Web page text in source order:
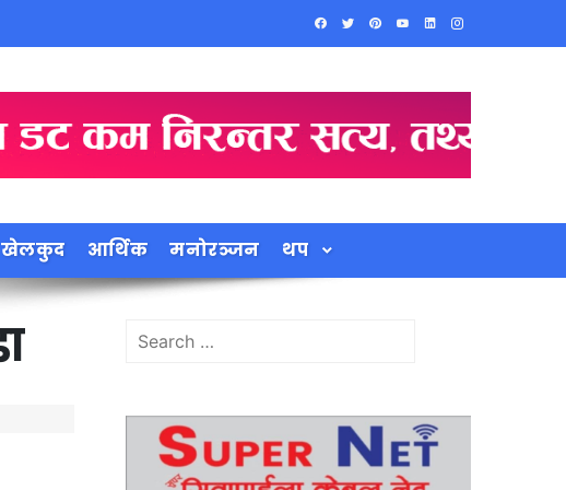
खेलकुद आर्थिक मनोरञ्जन थप
Search